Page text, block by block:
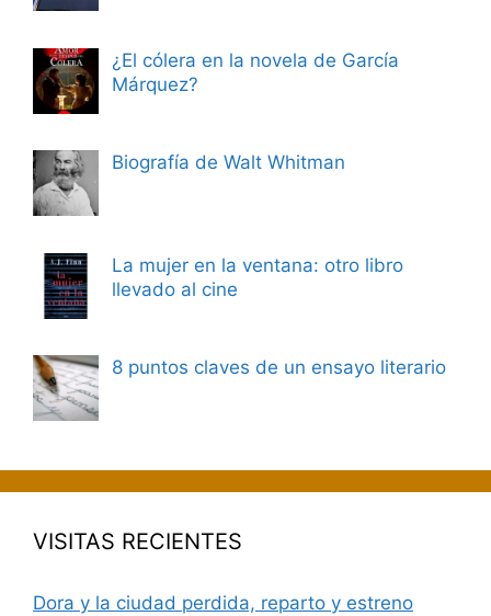
¿El cólera en la novela de García
Márquez?
Biografía de Walt Whitman
La mujer en la ventana: otro libro
llevado al cine
8 puntos claves de un ensayo literario
VISITAS RECIENTES
Dora y la ciudad perdida, reparto y estreno